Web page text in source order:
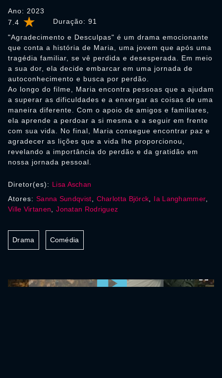
7.4 Duração: 91
Ano: 2023
"Agradecimento e Desculpas" é um drama emocionante
que conta a história de Maria, uma jovem que após uma
tragédia familiar, se vê perdida e desesperada. Em meio
a sua dor, ela decide embarcar em uma jornada de
autoconhecimento e busca por perdão.
Ao longo do filme, Maria encontra pessoas que a ajudam
a superar as dificuldades e a enxergar as coisas de uma
maneira diferente. Com o apoio de amigos e familiares,
ela aprende a perdoar a si mesma e a seguir em frente
com sua vida. No final, Maria consegue encontrar paz e
agradecer as lições que a vida lhe proporcionou,
revelando a importância do perdão e da gratidão em
nossa jornada pessoal.
Diretor(es): Lisa Aschan
Atores: Sanna Sundqvist Charlotta Björck Ia Langhammer
Ville Virtanen ,Jonatan Rodriguez
Drama Comédia